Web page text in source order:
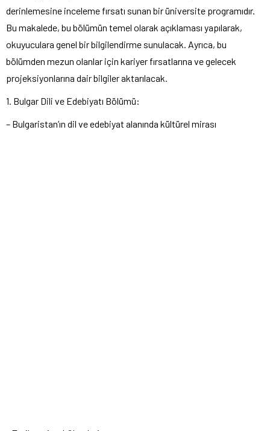
derinlemesine inceleme fırsatı sunan bir üniversite programıdır.
Bu makalede, bu bölümün temel olarak açıklaması yapılarak,
okuyuculara genel bir bilgilendirme sunulacak. Ayrıca, bu
bölümden mezun olanlar için kariyer fırsatlarına ve gelecek
projeksiyonlarına dair bilgiler aktarılacak.
1. Bulgar Dili ve Edebiyatı Bölümü:
– Bulgaristan’ın dil ve edebiyat alanında kültürel mirası